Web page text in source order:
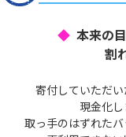
本来の
割
寄付していただ
現金化し
取っ手のはずれた